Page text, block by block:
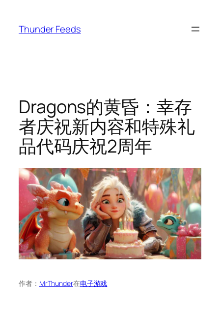
Thunder Feeds
Dragons的黄昏：幸存
者庆祝新内容和特殊礼
品代码庆祝2周年
作者： MrThunder在电子游戏